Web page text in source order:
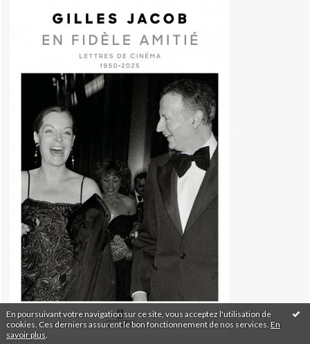
En poursuivant votre navigation sur ce site, vous acceptez l'utilisation de
cookies. Ces derniers assurent le bon fonctionnement de nos services. En
savoir plus